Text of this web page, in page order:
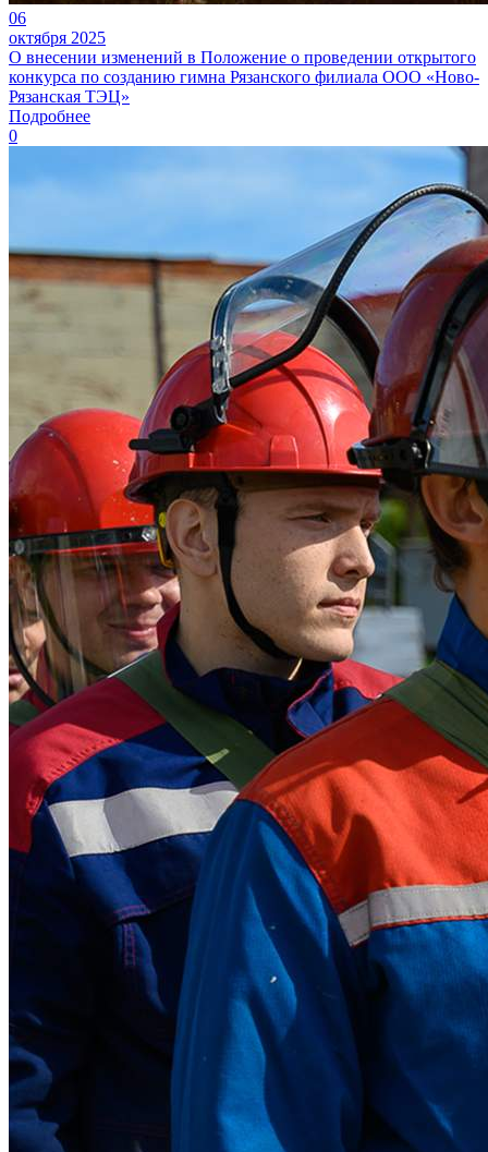
06
октября 2025
О внесении изменений в Положение о проведении открытого
конкурса по созданию гимна Рязанского филиала ООО «Ново-
Рязанская ТЭЦ»
Подробнее
0